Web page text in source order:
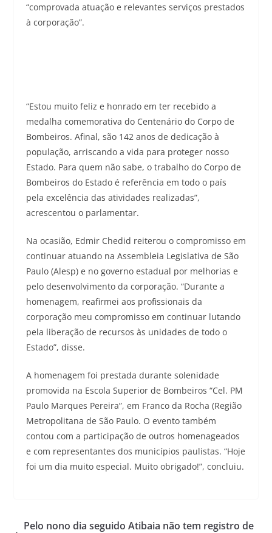
“comprovada atuação e relevantes serviços prestados
à corporação”.
“Estou muito feliz e honrado em ter recebido a
medalha comemorativa do Centenário do Corpo de
Bombeiros. Afinal, são 142 anos de dedicação à
população, arriscando a vida para proteger nosso
Estado. Para quem não sabe, o trabalho do Corpo de
Bombeiros do Estado é referência em todo o país
pela excelência das atividades realizadas”,
acrescentou o parlamentar.
Na ocasião, Edmir Chedid reiterou o compromisso em
continuar atuando na Assembleia Legislativa de São
Paulo (Alesp) e no governo estadual por melhorias e
pelo desenvolvimento da corporação. “Durante a
homenagem, reafirmei aos profissionais da
corporação meu compromisso em continuar lutando
pela liberação de recursos às unidades de todo o
Estado”, disse.
A homenagem foi prestada durante solenidade
promovida na Escola Superior de Bombeiros “Cel. PM
Paulo Marques Pereira”, em Franco da Rocha (Região
Metropolitana de São Paulo. O evento também
contou com a participação de outros homenageados
e com representantes dos municípios paulistas. “Hoje
foi um dia muito especial. Muito obrigado!”, concluiu.
Pelo nono dia seguido Atibaia não tem registro de